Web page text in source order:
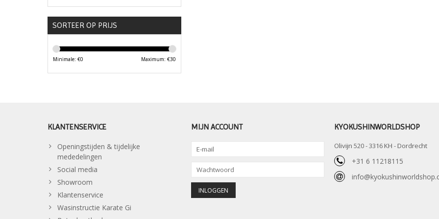
SORTEER OP PRIJS
Minimale: €0 Maximum: €30
KLANTENSERVICE
Openingstijden & tijdelijke
mededelingen
Social media
Showroom
Klantenservice
Wasinstructie Karate Gi
MIJN ACCOUNT KYOKUSHINWORLDSHOP
Olivijn 520 - 3316 KH - Dordrecht
+31 6 11218115